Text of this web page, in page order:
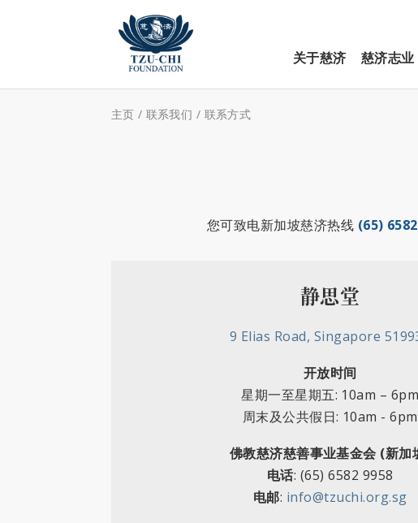
关于慈济
慈济志业
主页 / 联系我们 / 联系方式
您可致电新加坡慈济热线 (65)
静思堂
9 Elias Road, Singapore
开放时间
星期一至星期五: 10am – 6pm
周末及公共假日: 10am - 6pm
佛教慈济慈善事业基金会 (新加
电话: (65) 6582 9958
电邮: info@tzuchi.org.sg